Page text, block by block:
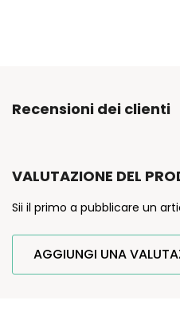
Recensioni dei clienti
VALUTAZIONE DEL
Sii il primo a pubblicare un
AGGIUNGI UNA